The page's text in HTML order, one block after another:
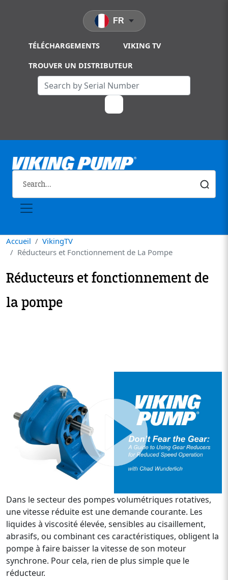
TÉLÉCHARGEMENTS VIKING TV
TROUVER UN DISTRIBUTEUR
FR
Accueil
VikingTV
Réducteurs et Fonctionnement de La Pompe
Réducteurs et fonctionnement de
la pompe
Dans le secteur des pompes volumétriques rotatives,
une vitesse réduite est une demande courante. Les
liquides à viscosité élevée, sensibles au cisaillement,
abrasifs, ou combinant ces caractéristiques, obligent la
pompe à faire baisser la vitesse de son moteur
synchrone. Pour cela, rien de plus simple que le
réducteur.